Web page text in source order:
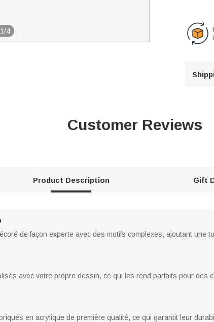
1/4
Customer Reviews
Product Description Gift
de façon experte avec des motifs complexes, ajoutant une
avec votre propre dessin, ce qui les rend parfaits pour des
en acrylique de première qualité, ce qui garantit leur